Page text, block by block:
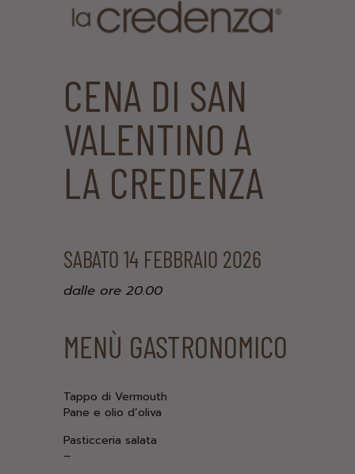
CENA DI SAN
VALENTINO A
LA CREDENZA
SABATO 14 FEBBRAIO 2026
dalle ore 20.00
MENÙ GASTRONOMICO
Tappo di Vermouth
Pane e olio d’oliva
Pasticceria salata
–